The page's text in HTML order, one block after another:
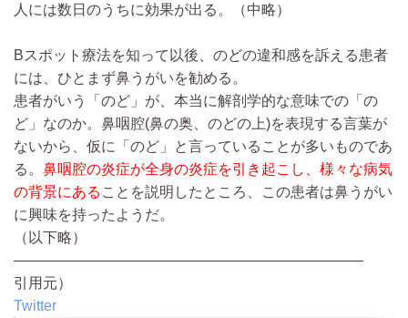
人には数日のうちに効果が出る。
（中略）
Bスポット療法を知って以後、のどの違和感を訴える患者
には、ひとまず鼻うがいを勧める。
患者がいう「のど」が、本当に解剖学的な意味での「の
ど」なのか。鼻咽腔(鼻の奥、のどの上)を表現する言葉が
ないから、仮に「のど」と言っていることが多いものであ
る。 鼻咽腔の炎症が全身の炎症を引き起こし、様々な病気
の背景にある ことを説明したところ、この患者は鼻うがい
に興味を持ったようだ。
（以下略）
————————————————————————
引用元）
Twitter